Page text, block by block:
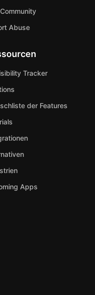
Abuse
Tracker
der Features
Apps